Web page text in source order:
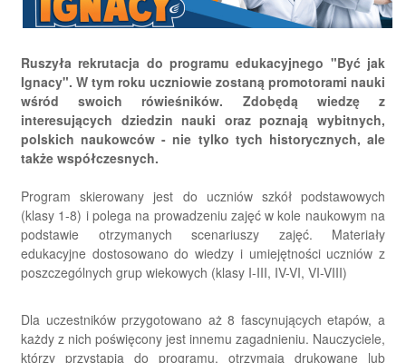
Ruszyła rekrutacja do programu edukacyjnego "Być jak
Ignacy". W tym roku uczniowie zostaną promotorami nauki
wśród swoich rówieśników. Zdobędą wiedzę z
interesujących dziedzin nauki oraz poznają wybitnych,
polskich naukowców - nie tylko tych historycznych, ale
także współczesnych.
Program skierowany jest do uczniów szkół podstawowych
(klasy 1-8) i polega na prowadzeniu zajęć w kole naukowym na
podstawie otrzymanych scenariuszy zajęć. Materiały
edukacyjne dostosowano do wiedzy i umiejętności uczniów z
poszczególnych grup wiekowych (klasy I-III, IV-VI, VI-VIII)
Dla uczestników przygotowano aż 8 fascynujących etapów, a
każdy z nich poświęcony jest innemu zagadnieniu. Nauczyciele,
którzy przystąpią do programu, otrzymają drukowane lub